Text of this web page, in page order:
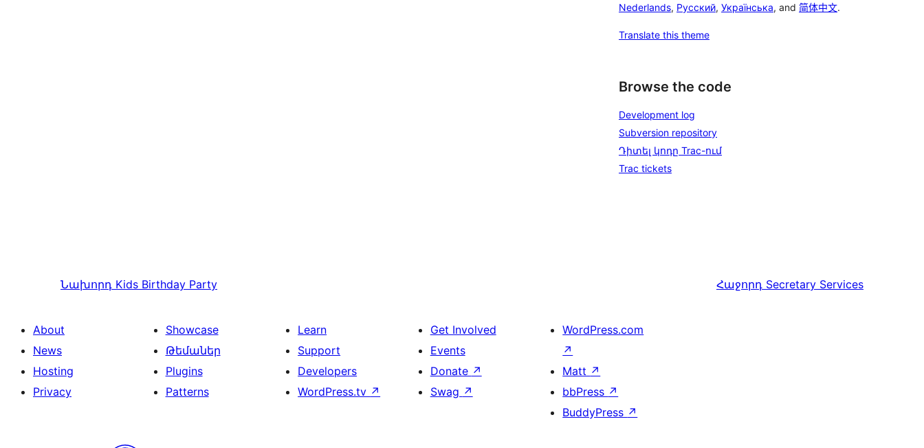
Nederlands, Русский, Українська, and 简体中文.
Translate this theme
Browse the code
Development log
Subversion repository
Դիտել կոդը Trac-ում
Trac tickets
Նախորդ Kids Birthday Party Հաջորդ Secretary Services
About
News
Hosting
Privacy
Showcase
Թեմաներ
Plugins
Patterns
Learn
Support
Developers
WordPress.tv ↗
Get Involved
Events
Donate ↗
Swag ↗
WordPress.com
↗
Matt ↗
bbPress ↗
BuddyPress ↗